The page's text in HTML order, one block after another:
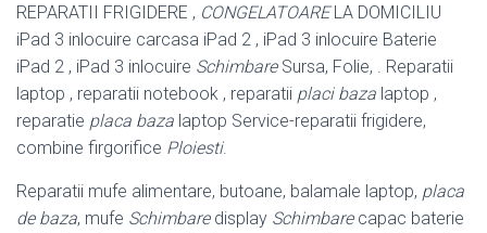
REPARATII FRIGIDERE , CONGELATOARELA DOMICILIU
iPad 3 inlocuire carcasa iPad 2 , iPad 3 inlocuire Baterie
iPad 2 , iPad 3 inlocuire SchimbareSursa, Folie, . Reparatii
laptop , reparatii notebook , reparatii placi baza laptop ,
reparatie placa baza laptop Service-reparatii frigidere,
combine firgorifice Ploiesti.
Reparatii mufe alimentare, butoane, balamale laptop, placa
de baza, mufe Schimbaredisplay Schimbarecapac baterie